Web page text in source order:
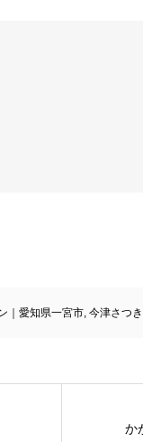
｜愛知県一宮市, 今津さつき
か